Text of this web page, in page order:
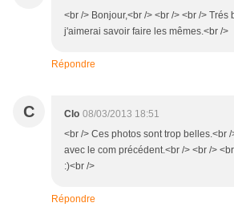
<br /> Bonjour,<br /> <br /> <br /> Trés
j'aimerai savoir faire les mêmes.<br />
Répondre
C Clo 08/03/2013 18:51
<br /> Ces photos sont trop belles.<br /
avec le com précédent.<br /> <br />
:)<br />
Répondre